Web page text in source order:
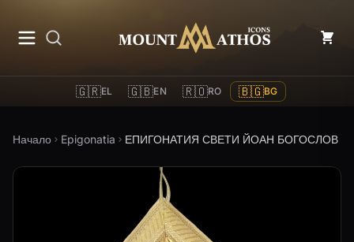
Mount Athos Icons
🇬🇷EL 🇬🇧EN 🇷🇴RO 🇧🇬BG
Начало Epigonatia ЕПИГОНАТИЯ СВЕТИ ЙОАН БОГОСЛОВ